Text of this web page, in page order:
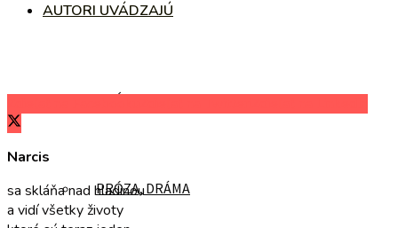
AUTORI UVÁDZAJÚ
POÉZIA
PRÓZA, DRÁMA
Narcis
sa skláňa nad hladinou
a vidí všetky životy